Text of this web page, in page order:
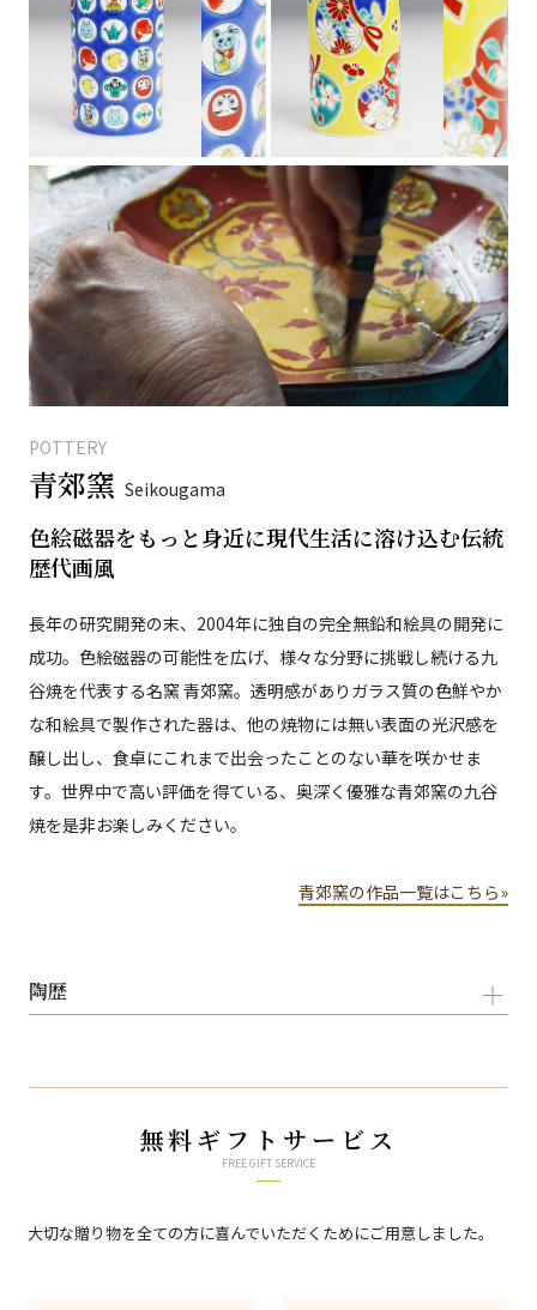
POTTERY
青郊窯 Seikougama
色絵磁器をもっと身近に現代生活に溶け込む伝統
歴代画風
長年の研究開発の末、2004年に独自の完全無鉛和絵具の開発に
成功。色絵磁器の可能性を広げ、様々な分野に挑戦し続ける九
谷焼を代表する名窯 青郊窯。透明感がありガラス質の色鮮やか
な和絵具で製作された器は、他の焼物には無い表面の光沢感を
醸し出し、食卓にこれまで出会ったことのない華を咲かせま
す。世界中で高い評価を得ている、奥深く優雅な青郊窯の九谷
焼を是非お楽しみください。
青郊窯の作品一覧はこちら»
陶歴
無料ギフトサービス
FREE GIFT SERVICE
大切な贈り物を全ての方に喜んでいただくためにご用意しました。